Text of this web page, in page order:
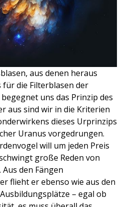
aus denen heraus
die Filterblasen der
uns das Prinzip des
aus sind wir in die Kriterien
dieses Urprinzips
Uranus vorgedrungen.
will um jeden Preis
große Reden von
den Fängen
flieht er ebenso wie aus den
– egal ob